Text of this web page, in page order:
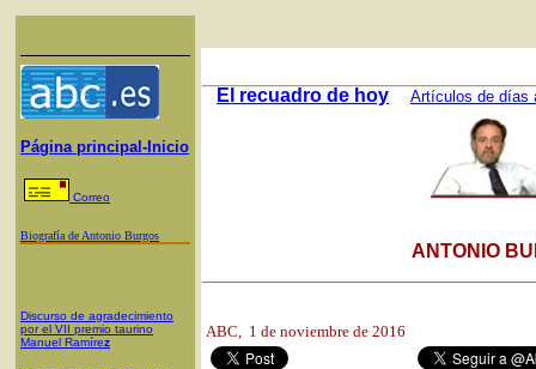
Página principal-Inicio
Correo
Biografía de Antonio Burgos
Discurso de agradecimiento
por el VII premio taurino
Manuel Ramírez
El recuadro de hoy Artículos de días
ANTONIO
ABC, 1 de noviembre de 2016